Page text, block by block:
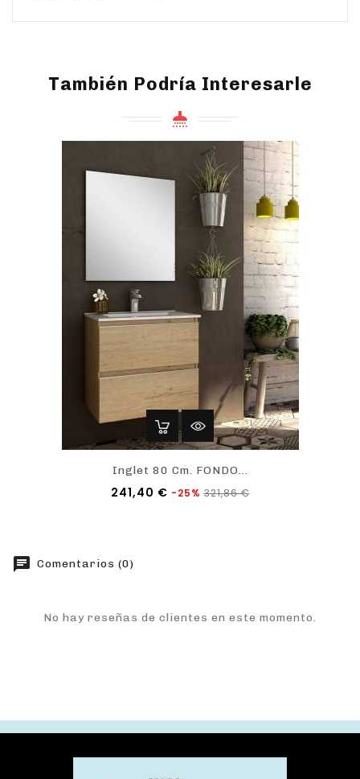
También Podría Interesarle
Inglet 80 Cm. FONDO...
241,40 € Precio
-25% 321,86 €Precio
chat Comentarios (0)
No hay reseñas de clientes en este momento.